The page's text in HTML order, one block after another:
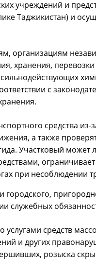
учреждений и
Таджикистан) и
организациям
хранения,
с
средства из-
а также
Участковый
при несоблюдении
городского,
служебных
услугами средств
и других
розыска